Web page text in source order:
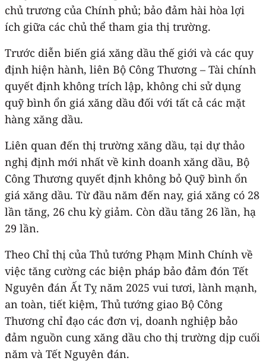
chủ trương của Chính phủ; bảo đảm hài hòa lợi
ích giữa các chủ thể tham gia thị trường.
Trước diễn biến giá xăng dầu thế giới và các quy
định hiện hành, liên Bộ Công Thương – Tài chính
quyết định không trích lập, không chi sử dụng
quỹ bình ổn giá xăng dầu đối với tất cả các mặt
hàng xăng dầu.
Liên quan đến thị trường xăng dầu, tại dự thảo
nghị định mới nhất về kinh doanh xăng dầu, Bộ
Công Thương quyết định không bỏ Quỹ bình ổn
giá xăng dầu. Từ đầu năm đến nay, giá xăng có 28
lần tăng, 26 chu kỳ giảm. Còn dầu tăng 26 lần, hạ
29 lần.
Theo Chỉ thị của Thủ tướng Phạm Minh Chính về
việc tăng cường các biện pháp bảo đảm đón Tết
Nguyên đán Ất Tỵ năm 2025 vui tươi, lành mạnh,
an toàn, tiết kiệm, Thủ tướng giao Bộ Công
Thương chỉ đạo các đơn vị, doanh nghiệp bảo
đảm nguồn cung xăng dầu cho thị trường dịp cuối
năm và Tết Nguyên đán.